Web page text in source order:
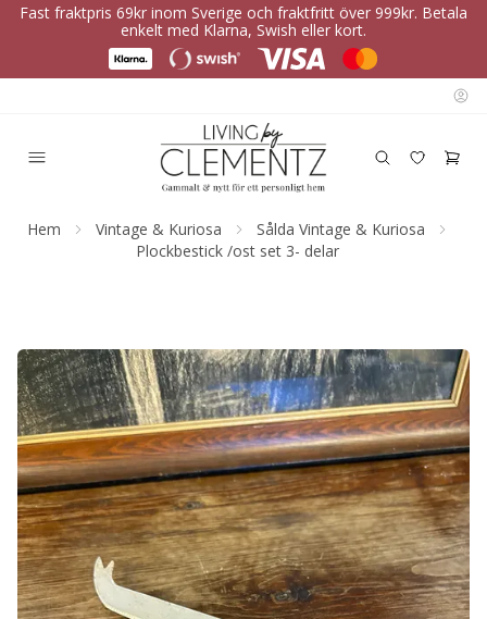
Fast fraktpris 69kr inom Sverige och fraktfritt över 999kr. Betala
enkelt med Klarna, Swish eller kort.
Hem Vintage & Kuriosa
Sålda Vintage & Kuriosa
Plockbestick /ost set 3- delar